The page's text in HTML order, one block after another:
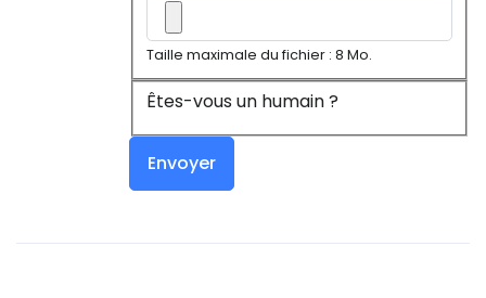
Taille maximale du fichier : 8 Mo.
Êtes-vous un humain ?